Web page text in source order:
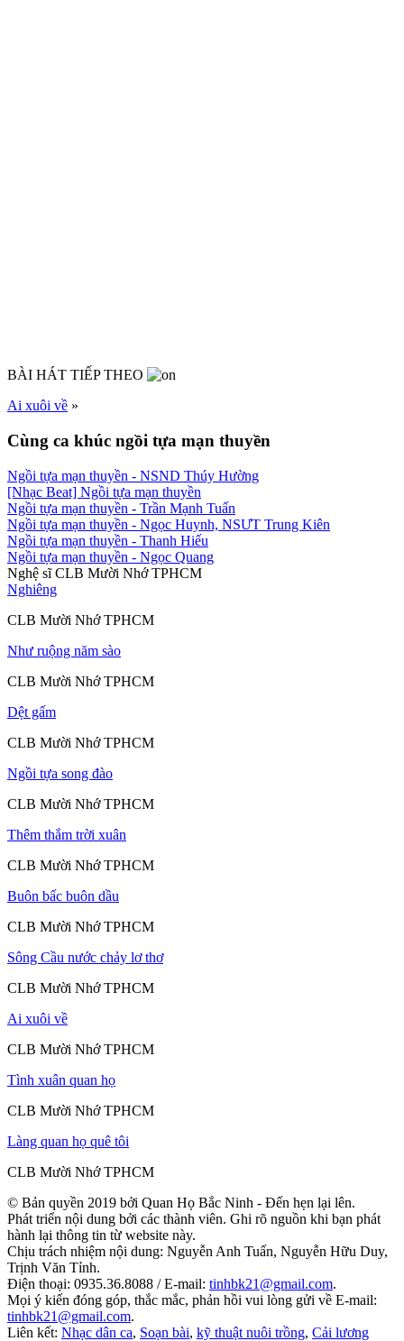
BÀI HÁT TIẾP THEO
Ai xuôi về »
Cùng ca khúc ngồi tựa mạn thuyền
Ngồi tựa mạn thuyền - NSND Thúy Hường
[Nhạc Beat] Ngồi tựa mạn thuyền
Ngồi tựa mạn thuyền - Trần Mạnh Tuấn
Ngồi tựa mạn thuyền - Ngọc Huynh, NSƯT Trung Kiên
Ngồi tựa mạn thuyền - Thanh Hiếu
Ngồi tựa mạn thuyền - Ngọc Quang
Nghệ sĩ CLB Mười Nhớ TPHCM
Nghiêng
CLB Mười Nhớ TPHCM
Như ruộng năm sào
CLB Mười Nhớ TPHCM
Dệt gấm
CLB Mười Nhớ TPHCM
Ngồi tựa song đào
CLB Mười Nhớ TPHCM
Thêm thắm trời xuân
CLB Mười Nhớ TPHCM
Buôn bấc buôn dầu
CLB Mười Nhớ TPHCM
Sông Cầu nước chảy lơ thơ
CLB Mười Nhớ TPHCM
Ai xuôi về
CLB Mười Nhớ TPHCM
Tình xuân quan họ
CLB Mười Nhớ TPHCM
Làng quan họ quê tôi
CLB Mười Nhớ TPHCM
© Bản quyền 2019 bởi Quan Họ Bắc Ninh - Đến hẹn lại lên.
Phát triển nội dung bởi các thành viên. Ghi rõ nguồn khi bạn phát
hành lại thông tin từ website này.
Chịu trách nhiệm nội dung: Nguyễn Anh Tuấn, Nguyễn Hữu Duy,
Trịnh Văn Tỉnh.
Điện thoại: 0935.36.8088 / E-mail: tinhbk21@gmail.com.
Mọi ý kiến đóng góp, thắc mắc, phản hồi vui lòng gửi về E-mail:
tinhbk21@gmail.com.
Liên kết: Nhạc dân ca, Soạn bài, kỹ thuật nuôi trồng, Cải lương